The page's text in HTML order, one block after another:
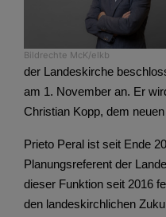
Bildrechte McK/elkb
der Landeskirche
am 1. November an. Er
Christian Kopp, dem
Prieto Peral ist seit Ende
Planungsreferent der
dieser Funktion seit 2016
den landeskirchlichen